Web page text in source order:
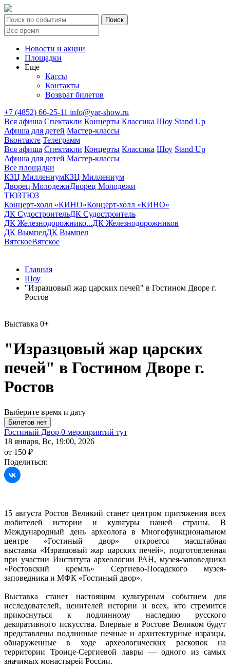
Новости и акции
Площадки
Еще
Кассы
Контакты
Возврат билетов
+7 (4852) 66-25-11 info@yar-show.ru
Вся афиша Спектакли Концерты Классика Шоу Stand Up
Афиша для детей Мастер-классы
Вконтакте Телеграмм
Вся афиша Спектакли Концерты Классика Шоу Stand Up
Афиша для детей Мастер-классы
Все площадки
КЗЦ МиллениумКЗЦ Миллениум
Дворец МолодежиДворец Молодежи
ТЮЗТЮЗ
Концерт-холл «КИНО»Концерт-холл «КИНО»
ДК СудостроительДК Судостроитель
ДК Железнодорожнико...ДК Железнодорожников
ДК ВымпелДК Вымпел
ВятскоеВятское
Главная
Шоу
"Изразцовый жар царских печей" в Гостином Дворе г.
Ростов
Выставка 0+
"Изразцовый жар царских
печей" в Гостином Дворе г.
Ростов
Выберите время и дату
Гостиный Двор 0 мероприятий тут
18 января, Вс, 19:00, 2026
от 150 ₽
Поделиться:
15 августа Ростов Великий станет центром притяжения всех
любителей истории и культуры нашей страны. В
Международный день археолога в Многофункциональном
центре «Гостиный двор» откроется масштабная
выставка «Изразцовый жар царских печей», подготовленная
при участии Института археологии РАН, музея-заповедника
«Ростовский кремль» Сергиево-Посадского музея-
заповедника и МФК «Гостиный двор».
Выставка станет настоящим культурным событием для
исследователей, ценителей истории и всех, кто стремится
прикоснуться к подлинному наследию русского
декоративного искусства. Впервые в Ростове Великом будут
представлены подлинные печные и архитектурные изразцы,
обнаруженные в ходе археологических раскопок на
территории Троице-Сергиевой лавры — одного из самых
значимых монастырей России.